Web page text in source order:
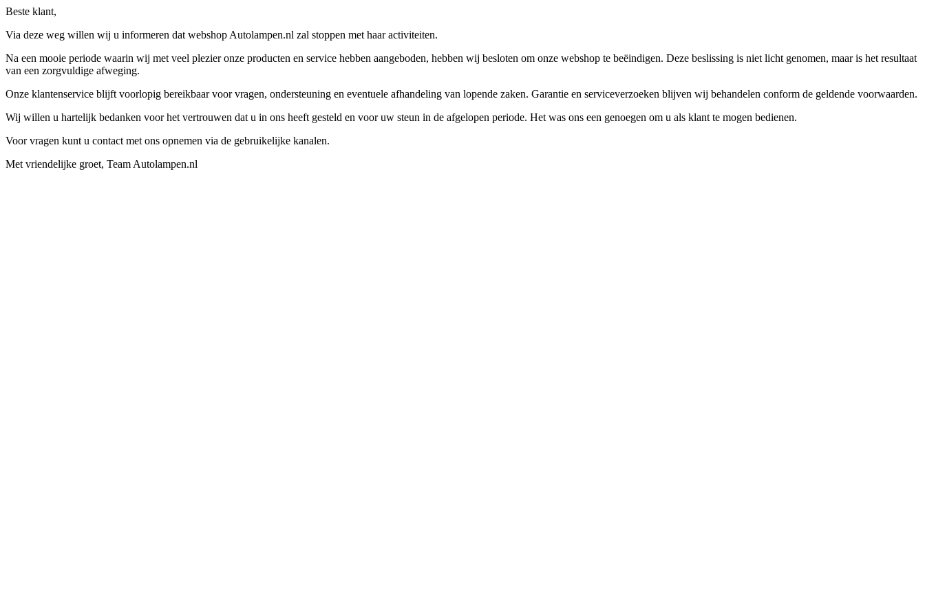
Beste klant,
Via deze weg willen wij u informeren dat webshop Autolampen.nl zal stoppen met haar activiteiten.
Na een mooie periode waarin wij met veel plezier onze producten en service hebben aangeboden, hebben wij besloten om onze webshop te beëindigen. Deze beslissing is niet licht genomen, maar is het resultaat
van een zorgvuldige afweging.
Onze klantenservice blijft voorlopig bereikbaar voor vragen, ondersteuning en eventuele afhandeling van lopende zaken. Garantie en serviceverzoeken blijven wij behandelen conform de geldende voorwaarden.
Wij willen u hartelijk bedanken voor het vertrouwen dat u in ons heeft gesteld en voor uw steun in de afgelopen periode. Het was ons een genoegen om u als klant te mogen bedienen.
Voor vragen kunt u contact met ons opnemen via de gebruikelijke kanalen.
Met vriendelijke groet, Team Autolampen.nl